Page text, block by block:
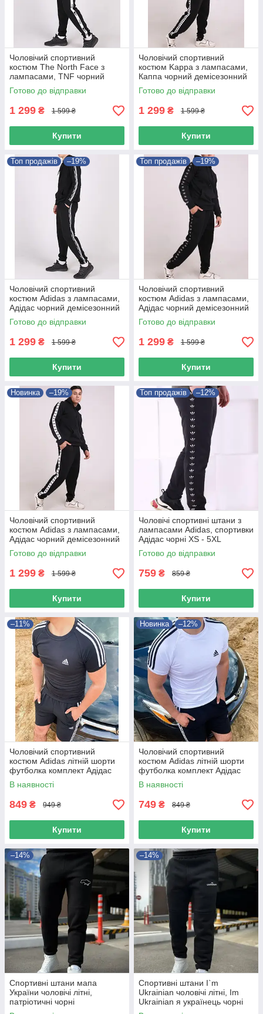
Чоловічий спортивний
костюм The North Face з
лампасами, TNF чорний
демісезонний комплект
Готово до відправки
1 299 ₴ 1 599 ₴
Купити
Чоловічий спортивний
костюм Kappa з лампасами,
Каппа чорний демісезонний
комплект
Готово до відправки
1 299 ₴ 1 599 ₴
Купити
Топ продажів –19%
Чоловічий спортивний
костюм Adidas з лампасами,
Адідас чорний демісезонний
комплект
Готово до відправки
1 299 ₴ 1 599 ₴
Купити
Топ продажів –19%
Чоловічий спортивний
костюм Adidas з лампасами,
Адідас чорний демісезонний
комплект
Готово до відправки
1 299 ₴ 1 599 ₴
Купити
Новинка –19%
Чоловічий спортивний
костюм Adidas з лампасами,
Адідас чорний демісезонний
комплект
Готово до відправки
1 299 ₴ 1 599 ₴
Купити
Топ продажів –12%
Чоловічі спортивні штани з
лампасами Adidas, спортивки
Адідас чорні XS - 5XL
Готово до відправки
759 ₴ 859 ₴
Купити
–11%
Чоловічий спортивний
костюм Adidas літній шорти
футболка комплект Адідас
чорний
В наявності
849 ₴ 949 ₴
Купити
Новинка –12%
Чоловічий спортивний
костюм Adidas літній шорти
футболка комплект Адідас
В наявності
749 ₴ 849 ₴
Купити
–14%
Спортивні штани мапа
України чоловічі літні,
патріотичні чорні
–14%
Спортивні штани I`m
Ukrainian чоловічі літні, Im
Ukrainian я українець чорні